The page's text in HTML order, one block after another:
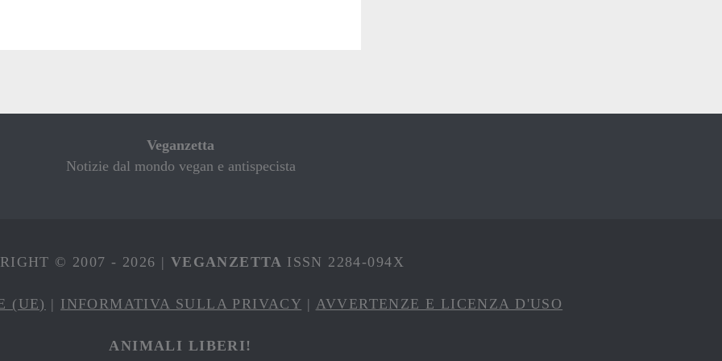
Veganzetta
Notizie dal mondo vegan e antispecista
© 2007 - 2026 | VEGANZETTA ISSN 2284-094X
(UE) | INFORMATIVA SULLA PRIVACY | AVVERTENZE E LICENZA D'USO
ANIMALI LIBERI!